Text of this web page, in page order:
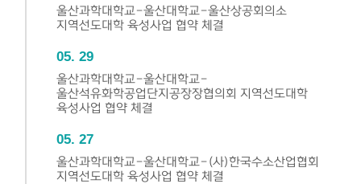
울산과학대학교-울산대학교-울산상공회의소
지역선도대학 육성사업 협약 체결
05 29
울산과학대학교-울산대학교-
울산석유화학공업단지공장장협의회 지역선도대학
육성사업 협약 체결
05 27
울산과학대학교-울산대학교-(사)한국수소산업협회
지역선도대학 육성사업 협약 체결